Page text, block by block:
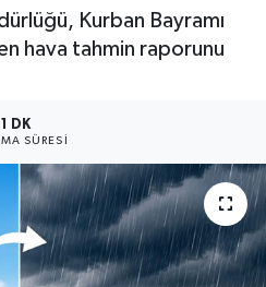
Kurban Bayramı
hava tahmin raporunu
1 DK
SÜRESI